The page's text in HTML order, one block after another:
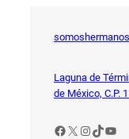
Laguna de
de México, C.P.
Facebook
X Instagram
TikTok